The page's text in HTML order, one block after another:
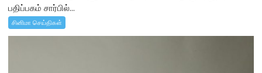
பதிப்பகம் சார்பில்...
சினிமா செய்திகள்